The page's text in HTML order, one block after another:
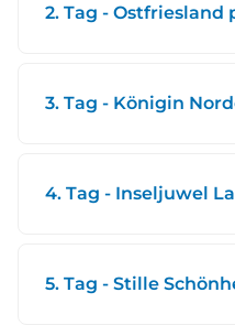
2. Tag - Ostfriesland
3. Tag - Königin
4. Tag - Inseljuwel
5. Tag - Stille